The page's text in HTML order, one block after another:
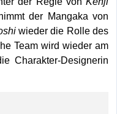
der Mangaka von
wieder die Rolle des
Team wird wieder am
Charakter-Designerin